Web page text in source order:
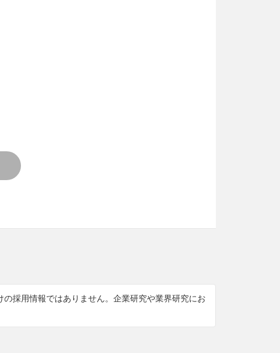
採用情報ではありません。企業研究や業界研究にお